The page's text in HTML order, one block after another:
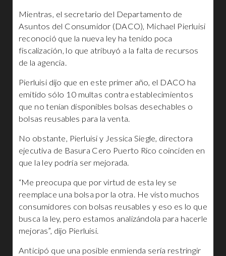
Mientras, el secretario del Departamento de
Asuntos del Consumidor (DACO), Michael Pierluisi
reconoció que la nueva ley ha tenido poca
fiscalización, lo que atribuyó a la falta de recursos
de la agencia.
Pierluisi dijo que en este primer año, el DACO ha
emitido sólo 10 multas contra establecimientos
que no tenían disponibles bolsas desechables o
bolsas reusables para la venta.
No obstante, Pierluisi y Jessica Siegle, directora
ejecutiva de Basura Cero Puerto Rico coinciden en
que la ley podría ser mejorada.
“Me preocupa que por virtud de esta ley se
reemplace una bolsa por la otra. He visto muchos
consumidores con bolsas reusables y eso es lo que
busca la ley, pero estamos analizándola para hacerle
mejoras”, dijo Pierluisi.
Anticipó que una posible enmienda sería restringir